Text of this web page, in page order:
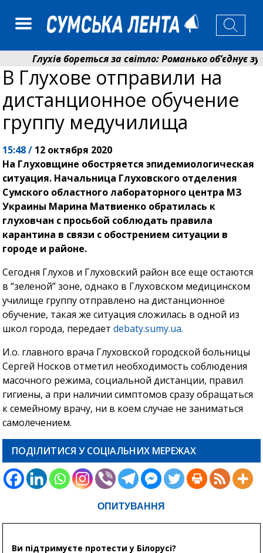
Глухів бореться за світло: Романько об’єднує
Пенсійний фонд Сумщини спрямував 0,2 млрд грн
В Глухове отправили на
дистанционное обучение
группу медучилища
15:48 / 12 октября 2020
На Глуховщине обостряется эпидемиологическая
ситуация. Начальница Глуховского отделения
Сумского областного лабораторного центра МЗ
Украины Марина Матвиенко обратилась к
глуховчан с просьбой соблюдать правила
карантина в связи с обострением ситуации в
городе и районе.
Сегодня Глухов и Глуховский район все еще остаются
в “зеленой” зоне, однако в Глуховском медицинском
училище группу отправлено на дистанционное
обучение, такая же ситуация сложилась в одной из
школ города, передаетdebaty.sumy.ua.
И.о. главного врача Глуховской городской больницы
Сергей Носков отметил необходимость соблюдения
масочного режима, социальной дистанции, правил
гигиены, а при наличии симптомов сразу обращаться
к семейному врачу, ни в коем случае не заниматься
самолечением.
ПОДІЛИТИСЯ У СОЦІАЛЬНИХ МЕРЕЖАХ
ОПИТУВАННЯ
Ви підтримуєте протести у Білорусі?